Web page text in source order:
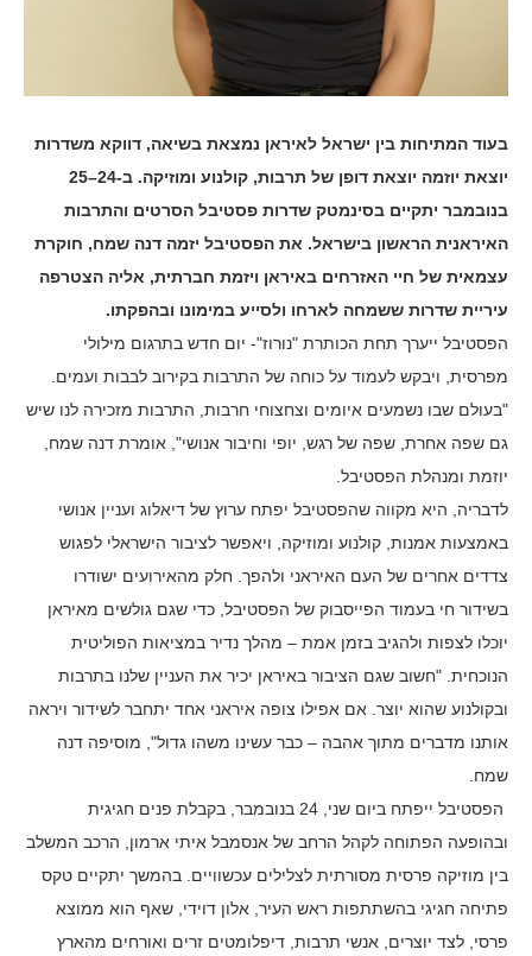
בעוד המתיחות בין ישראל לאיראן נמצאת בשיאה, דווקא משדרות
יוצאת יוזמה יוצאת דופן של תרבות, קולנוע ומוזיקה. ב-24–25
בנובמבר יתקיים בסינמטק שדרות פסטיבל הסרטים והתרבות
האיראנית הראשון בישראל. את הפסטיבל יזמה דנה שמח, חוקרת
עצמאית של חיי האזרחים באיראן ויזמת חברתית, אליה הצטרפה
עיריית שדרות ששמחה לארחו ולסייע במימונו ובהפקתו.
הפסטיבל ייערך תחת הכותרת "נורוז"- יום חדש בתרגום מילולי
מפרסית, ויבקש לעמוד על כוחה של התרבות בקירוב לבבות ועמים.
"בעולם שבו נשמעים איומים וצחצוחי חרבות, התרבות מזכירה לנו שיש
גם שפה אחרת, שפה של רגש, יופי וחיבור אנושי", אומרת דנה שמח,
יוזמת ומנהלת הפסטיבל.
לדבריה, היא מקווה שהפסטיבל יפתח ערוץ של דיאלוג ועניין אנושי
באמצעות אמנות, קולנוע ומוזיקה, ויאפשר לציבור הישראלי לפגוש
צדדים אחרים של העם האיראני ולהפך. חלק מהאירועים ישודרו
בשידור חי בעמוד הפייסבוק של הפסטיבל, כדי שגם גולשים מאיראן
יוכלו לצפות ולהגיב בזמן אמת – מהלך נדיר במציאות הפוליטית
הנוכחית. "חשוב שגם הציבור באיראן יכיר את העניין שלנו בתרבות
ובקולנוע שהוא יוצר. אם אפילו צופה איראני אחד יתחבר לשידור ויראה
אותנו מדברים מתוך אהבה – כבר עשינו משהו גדול", מוסיפה דנה
שמח.
הפסטיבל ייפתח ביום שני, 24 בנובמבר, בקבלת פנים חגיגית
ובהופעה הפתוחה לקהל הרחב של אנסמבל איתי ארמון, הרכב המשלב
בין מוזיקה פרסית מסורתית לצלילים עכשוויים. בהמשך יתקיים טקס
פתיחה חגיגי בהשתתפות ראש העיר, אלון דוידי, שאף הוא ממוצא
פרסי, לצד יוצרים, אנשי תרבות, דיפלומטים זרים ואורחים מהארץ